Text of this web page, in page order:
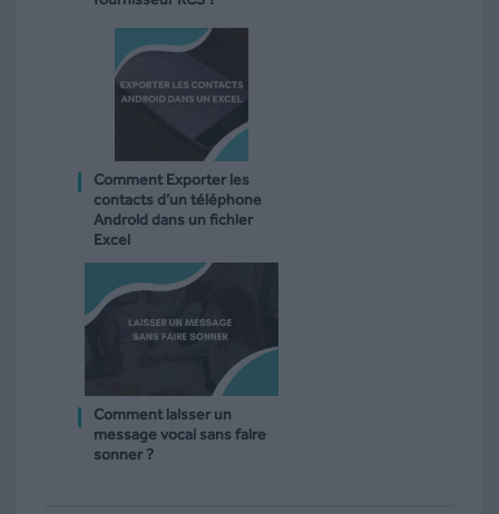
Comment Exporter les
contacts d’un téléphone
Android dans un fichier
Excel
Comment laisser un
message vocal sans faire
sonner ?